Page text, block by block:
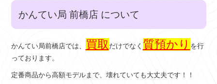
かんてい局 前橋店 について
かんてい局前橋店では、 買取 だけでなく 質預かり を行
っております。
定番商品から高額モデルまで、壊れていても大丈夫です！！